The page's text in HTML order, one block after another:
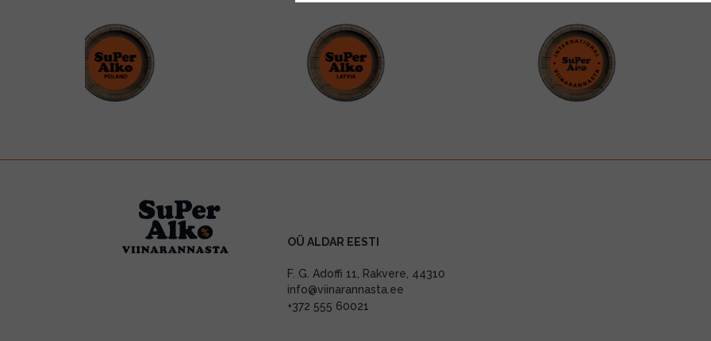
OÜ ALDAR EESTI
F. G. Adoffi 11, Rakvere, 44310
info@viinarannasta.ee
+372 555 60021